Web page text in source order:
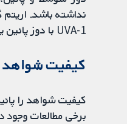
UVA-1 با دوز پائین یا متوسط دیده نشد.
کیفیت شواهد
کیفیت شواهد را
برخی مطالعات